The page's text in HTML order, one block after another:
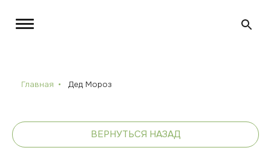
Главная Дед Мороз
ВЕРНУТЬСЯ НАЗАД